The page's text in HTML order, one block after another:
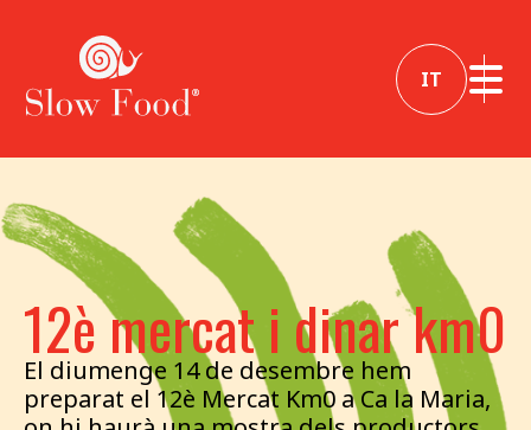
IT
12è mercat i dinar km0
El diumenge 14 de desembre hem
preparat el 12è Mercat Km0 a Ca la Maria,